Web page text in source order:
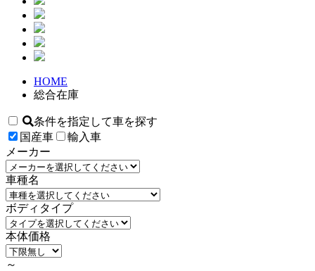
HOME
総合在庫
条件を指定して車を探す
国産車
輸入車
メーカー
車種名
ボディタイプ
本体価格
～